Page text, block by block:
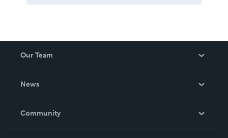
Our Team
News
In The News
Community